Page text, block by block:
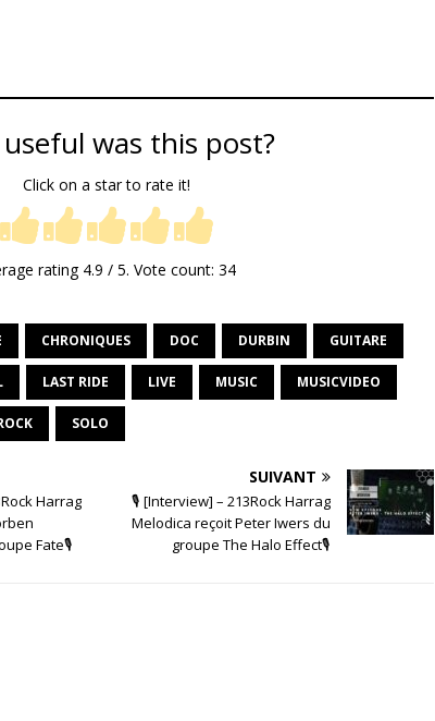
was this post?
Click on a star to rate it!
rating 4.9 / 5. Vote count:34
CHRONIQUES DOC DURBIN GUITARE
LAST RIDE LIVE MUSIC MUSICVIDEO
SOLO
Harrag
Fate🎙
SUIVANT
🎙 [Interview] – 213Rock Harrag
Melodica reçoit Peter Iwers du
groupe The Halo Effect🎙